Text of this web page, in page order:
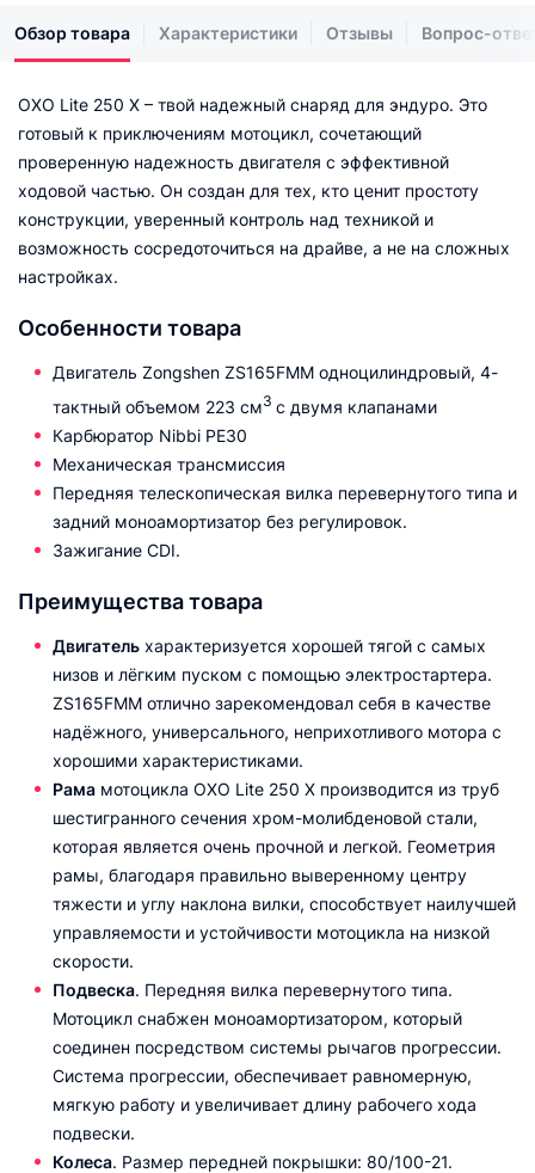
Обзор товара Характеристики Отзывы Вопрос-
OXO Lite 250 X – твой надежный снаряд для эндуро. Это
готовый к приключениям мотоцикл, сочетающий
проверенную надежность двигателя с эффективной
ходовой частью. Он создан для тех, кто ценит простоту
конструкции, уверенный контроль над техникой и
возможность сосредоточиться на драйве, а не на сложных
настройках.
Особенности товара
Двигатель Zongshen ZS165FMM одноцилиндровый, 4-
тактный объемом 223 см3 с двумя клапанами
Карбюратор Nibbi PE30
Механическая трансмиссия
Передняя телескопическая вилка перевернутого типа и
задний моноамортизатор без регулировок.
Зажигание CDI.
Преимущества товара
Двигатель характеризуется хорошей тягой с самых
низов и лёгким пуском с помощью электростартера.
ZS165FMM отлично зарекомендовал себя в качестве
надёжного, универсального, неприхотливого мотора с
хорошими характеристиками.
Рама мотоцикла OXO Lite 250 X производится из труб
шестигранного сечения хром-молибденовой стали,
которая является очень прочной и легкой. Геометрия
рамы, благодаря правильно выверенному центру
тяжести и углу наклона вилки, способствует наилучшей
управляемости и устойчивости мотоцикла на низкой
скорости.
Подвеска. Передняя вилка перевернутого типа.
Мотоцикл снабжен моноамортизатором, который
соединен посредством системы рычагов прогрессии.
Система прогрессии, обеспечивает равномерную,
мягкую работу и увеличивает длину рабочего хода
подвески.
Колеса. Размер передней покрышки: 80/100-21.